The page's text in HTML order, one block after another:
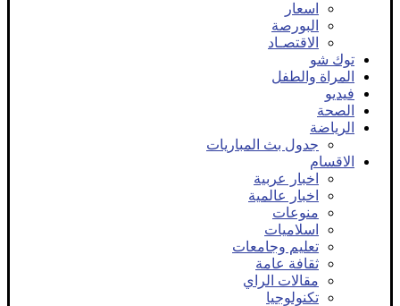
اسعار
البورصة
الاقتصـاد
توك شو
المراة والطفل
فيديو
الصحة
الرياضة
جدول بث المباريات
الاقسام
اخبار عربية
اخبار عالمية
منوعات
اسلاميات
تعليم وجامعات
ثقافة عامة
مقالات الراي
تكنولوجيا